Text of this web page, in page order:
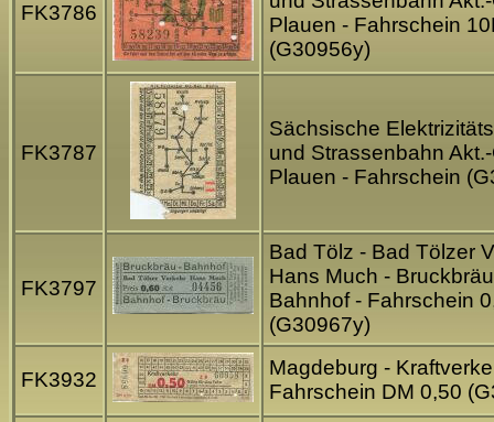
FK3786
Plauen - Fahrschein
(G30956y)
FK3787
Sächsische
und Strassenbahn
Plauen - Fahrschein
FK3797
Bad Tölz - Bad Tölzer
Hans Much -
Bahnhof - Fahrschein
(G30967y)
FK3932
Magdeburg -
Fahrschein DM 0,50